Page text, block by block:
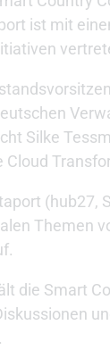
ist mit
Silke
Cloud
(hub27,
Themen
die Smart